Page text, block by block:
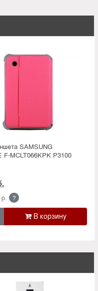
SAMSUNG
F-MCLT066KPK P3100
?